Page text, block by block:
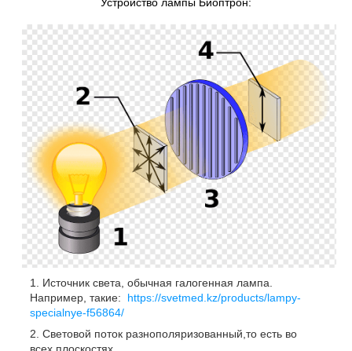
Источник света, обычная галогенная лампа.
Например, такие: https://svetmed.kz/products/lampy-
specialnye-f56864/
Световой поток разнополяризованный,то есть во